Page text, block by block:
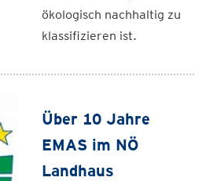
ökologisch nachhaltig zu
klassifizieren ist.
Über 10 Jahre
EMAS im NÖ
Landhaus